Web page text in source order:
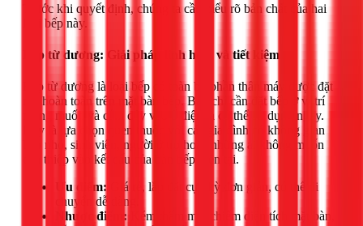
Trước khi quyết định, chúng ta cần hiểu rõ bản chất của hai
loại bếp này.
Bếp từ dương: Giải pháp linh hoạt và tiết kiệm
Bếp từ dương là loại bếp có toàn bộ phần thân máy được đặt
nổi hoàn toàn trên mặt bàn bếp. Bạn chỉ cần đặt bếp ở vị trí
mong muốn và cắm dây vào ổ điện là có thể sử dụng ngay.
Đây là lựa chọn quen thuộc với các gia đình có không gian
bếp nhỏ, sinh viên, người ở trọ hoặc những ai không muốn
can thiệp vào kết cấu của bàn bếp hiện tại.
Ưu điểm: Giá rẻ, lắp đặt cực kỳ đơn giản, có thể di
chuyển dễ dàng.
Nhược điểm: Kém thẩm mỹ, chiếm diện tích mặt bàn,